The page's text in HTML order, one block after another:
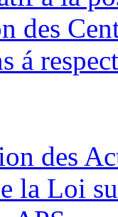
des
á
des
la Loi